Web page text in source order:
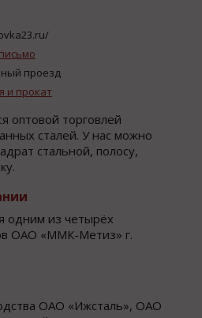
проезд
и прокат
оптовой торговлей
сталей. У нас можно
стальной, полосу,
одним из четырёх
ОАО «ММК-Метиз» г.
ОАО «Ижсталь», ОАО